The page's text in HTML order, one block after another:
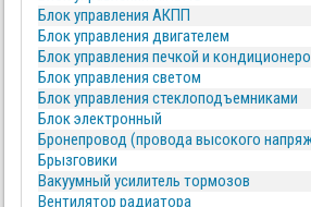
Блок управления АКПП
Блок управления двигателем
Блок управления печкой и
Блок управления светом
Блок управления стеклоподъемниками
Блок электронный
Бронепровод (провода высокого
Брызговики
Вакуумный усилитель тормозов
Вентилятор радиатора